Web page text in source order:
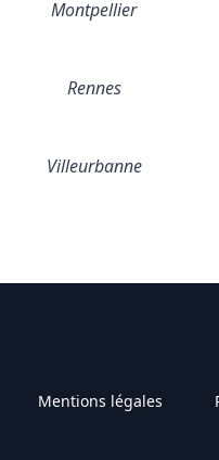
Montpellier
Rennes
Villeurbanne
Mentions légales